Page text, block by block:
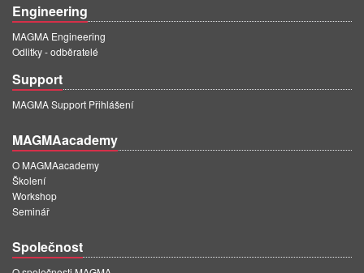
Engineering
MAGMA Engineering
Odlitky - odběratelé
Support
MAGMA Support Přihlášení
MAGMAacademy
O MAGMAacademy
Školení
Workshop
Seminář
Společnost